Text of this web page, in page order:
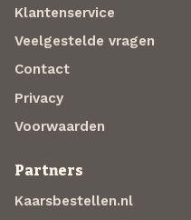
Klantenservice
Veelgestelde vragen
Contact
Privacy
Voorwaarden
Partners
Kaarsbestellen.nl